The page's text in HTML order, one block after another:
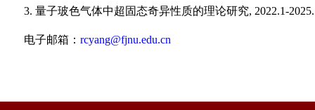
3. 量子玻色气体中超固态奇异性质的理论研究, 2022.1-
电子邮箱： rcyang@fjnu.edu.cn